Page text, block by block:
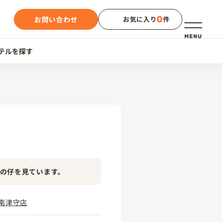
メニュー
MENU
お問い合わせ お気に入り0件
ルを探す
仔を見ています。
津守店